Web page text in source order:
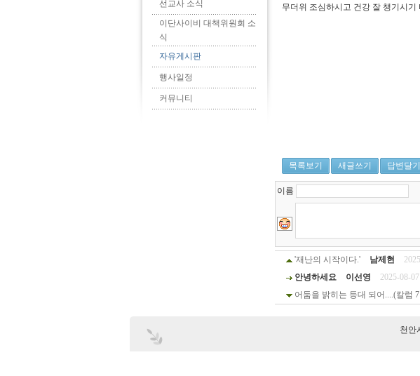
선교사 소식
이단사이비 대책위원회 소
식
자유게시판
행사일정
커뮤니티
무더위 조심하시고 건강 잘 챙기시기
목록보기
새글쓰기 답변달기
이름
'재난의 시작이다.' 남제현
안녕하세요
이선영
2025-08-07
어둠을 밝히는 등대 되어....(칼럼
천안